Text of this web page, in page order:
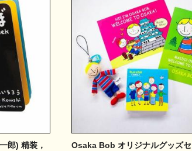
装，
Osaka Bob オリジナルグッズ